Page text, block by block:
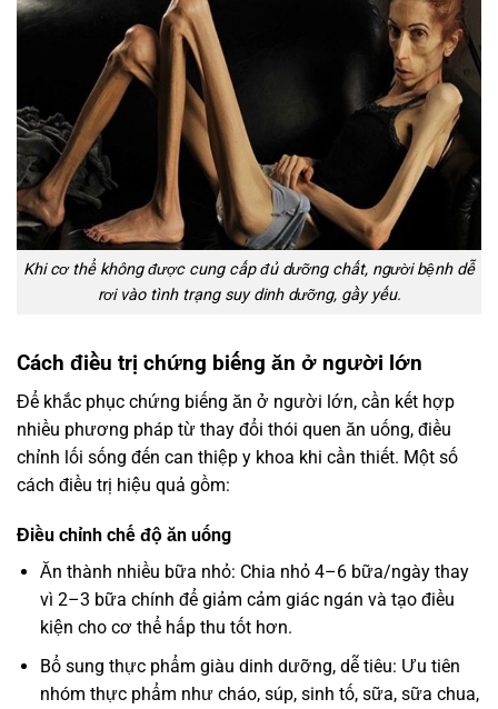
Khi cơ thể không được cung cấp đủ dưỡng chất, người bệnh dễ
rơi vào tình trạng suy dinh dưỡng, gầy yếu.
Cách điều trị chứng biếng ăn ở người lớn
Để khắc phục chứng biếng ăn ở người lớn, cần kết hợp
nhiều phương pháp từ thay đổi thói quen ăn uống, điều
chỉnh lối sống đến can thiệp y khoa khi cần thiết. Một số
cách điều trị hiệu quả gồm:
Điều chỉnh chế độ ăn uống
Ăn thành nhiều bữa nhỏ: Chia nhỏ 4–6 bữa/ngày thay
vì 2–3 bữa chính để giảm cảm giác ngán và tạo điều
kiện cho cơ thể hấp thu tốt hơn.
Bổ sung thực phẩm giàu dinh dưỡng, dễ tiêu: Ưu tiên
nhóm thực phẩm như cháo, súp, sinh tố, sữa, sữa chua,